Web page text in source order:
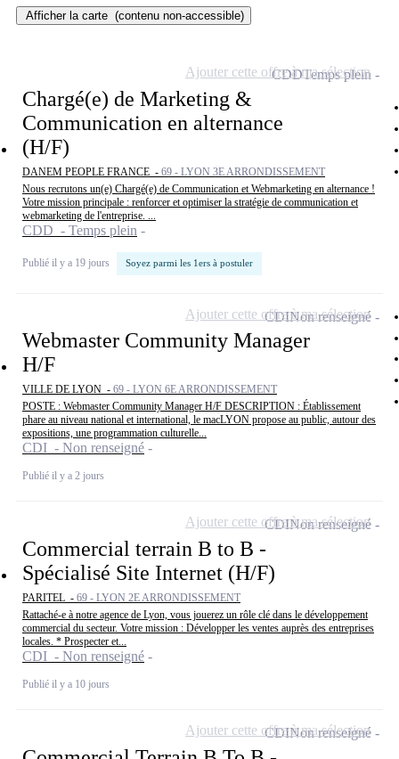
Afficher la carte (contenu non-accessible)
Chargé(e) de Marketing &
Communication en alternance
(H/F)
DANEM PEOPLE FRANCE - 69 - LYON 3E ARRONDISSEMENT
Nous recrutons un(e) Chargé(e) de Communication et Webmarketing en alternance !
Votre mission principale : renforcer et optimiser la stratégie de communication et
webmarketing de l'entreprise. ...
CDD - Temps plein
Publié il y a 19 jours Soyez parmi les 1ers à postuler
CDDTemps plein
Ajouter cette offre à ma sélection
Webmaster Community Manager
H/F
VILLE DE LYON - 69 - LYON 6E ARRONDISSEMENT
POSTE : Webmaster Community Manager H/F DESCRIPTION : Établissement
phare au niveau national et international, le macLYON propose au public, autour des
expositions, une programmation culturelle...
CDI - Non renseigné
Publié il y a 2 jours
CDINon renseigné
Ajouter cette offre à ma sélection
Commercial terrain B to B -
Spécialisé Site Internet (H/F)
PARITEL - 69 - LYON 2E ARRONDISSEMENT
Rattaché-e à notre agence de Lyon, vous jouerez un rôle clé dans le développement
commercial du secteur. Votre mission : Développer les ventes auprès des entreprises
locales. * Prospecter et...
CDI - Non renseigné
Publié il y a 10 jours
CDINon renseigné
Ajouter cette offre à ma sélection
CDINon renseigné
Ajouter cette offre à ma sélection